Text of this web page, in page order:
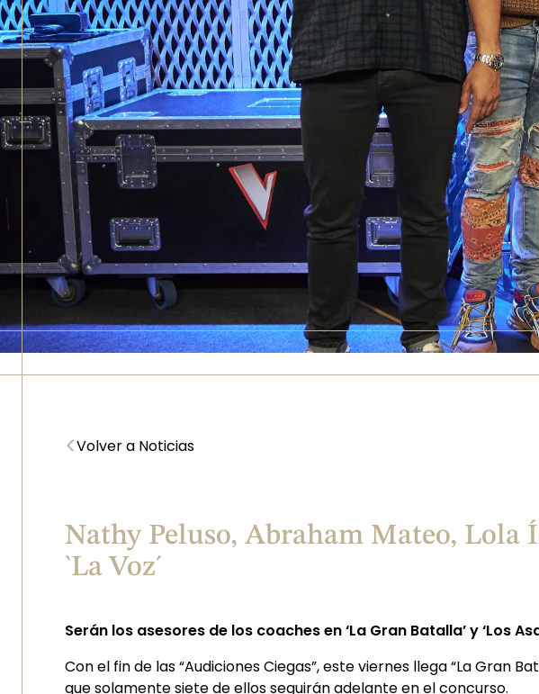
<Volver a Noticias
Nathy Peluso, Abraham Mateo, Lola
`La Voz´
Serán los asesores de los coaches en ‘La Gran Batalla’ y ‘Los
Con el fin de las “Audiciones Ciegas”, este viernes llega “La Gran
que solamente siete de ellos seguirán adelante en el concurso.